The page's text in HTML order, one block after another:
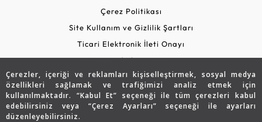
Çerezler, içeriği ve reklamları kişiselleştirmek, sosyal medya
özellikleri sağlamak ve trafiğimizi analiz etmek için
kullanılmaktadır. “Kabul Et” seçeneği ile tüm çerezleri kabul
edebilirsiniz veya “Çerez Ayarları” seçeneği ile ayarları
düzenleyebilirsiniz.
Çerez Politikası
Site Kullanım ve Gizlilik Şartları
Ticari Elektronik İleti Onayı
KVKK Aydınlatma Metni
Güvenli Alışveriş